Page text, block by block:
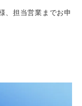
、担当営業までお申